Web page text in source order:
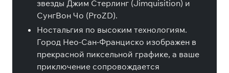
звезды Джим Стерлинг (Jimquisition) и
СунгВон Чо (ProZD).
Ностальгия по высоким технологиям.
Город Нео-Сан-Франциско изображен в
прекрасной пиксельной графике, а ваше
приключение сопровождается